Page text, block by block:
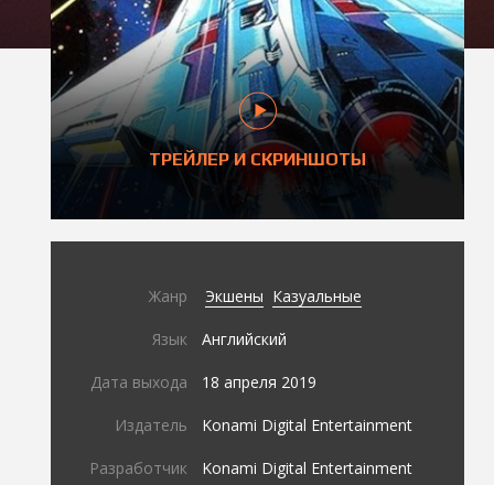
ТРЕЙЛЕР И СКРИНШОТЫ
Жанр Экшены Казуальные
Язык Английский
Дата выхода 18 апреля 2019
Издатель Konami Digital Entertainment
Разработчик Konami Digital Entertainment